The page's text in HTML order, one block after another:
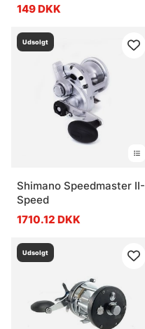
149 DKK
Udsolgt
Shimano Speedmaster II-
Speed
1710.12 DKK
Udsolgt